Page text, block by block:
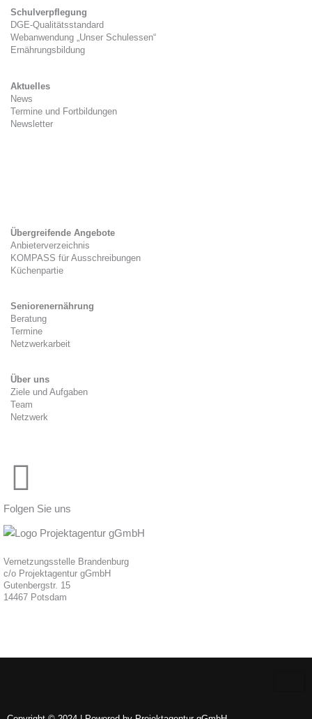
Schulverpflegung
DGE-Qualitätsstandard
Webanwendung „Unser Schulessen“
Ernährungsbildung
Aktuelles
News
Termine und Fortbildungen
Newsletter
Übergreifende Angebote
Anbieterverzeichnis
KOMPASS für Ausschreibungen
Küchenpartie
Seniorenernährung
Beratung
Termine
Netzwerkarbeit
Über uns
Ziele und Aufgaben
Team
Netzwerk
Folgen Sie uns
Vernetzungsstelle Brandenburg
c/o Projektagentur gGmbH
Gutenbergstr. 15
14467 Potsdam